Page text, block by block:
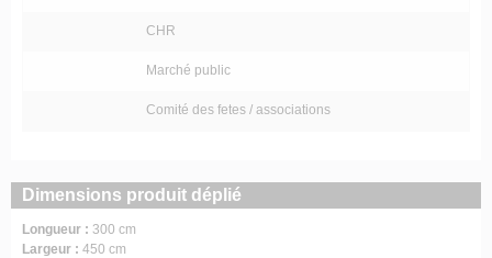
CHR
Marché public
Comité des fetes / associations
Dimensions produit déplié
Longueur : 300 cm
Largeur : 450 cm